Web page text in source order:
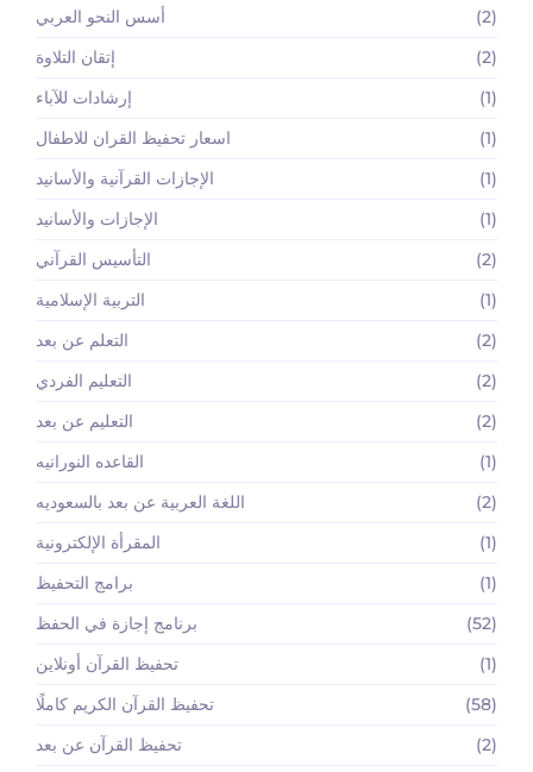
أسس النحو العربي
(2)
إتقان التلاوة
(2)
إرشادات للآباء
(1)
اسعار تحفيظ القران للاطفال
(1)
الإجازات القرآنية والأسانيد
(1)
الإجازات والأسانيد
(1)
التأسيس القرآني
(2)
التربية الإسلامية
(1)
التعلم عن بعد
(2)
التعليم الفردي
(2)
التعليم عن بعد
(2)
القاعده النورانيه
(1)
اللغة العربية عن بعد بالسعوديه
(2)
المقرأة الإلكترونية
(1)
برامج التحفيظ
(1)
برنامج إجازة في الحفظ
(52)
تحفيظ القرآن أونلاين
(1)
تحفيظ القرآن الكريم كاملًا
(58)
تحفيظ القرآن عن بعد
(2)